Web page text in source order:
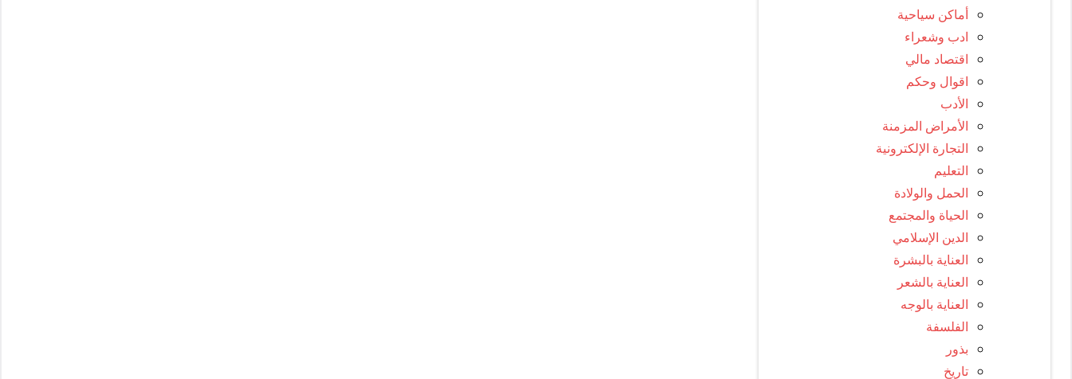
أماكن سياحية
ادب وشعراء
اقتصاد مالي
اقوال وحكم
الأدب
الأمراض المزمنة
التجارة الإلكترونية
التعليم
الحمل والولادة
الحياة والمجتمع
الدين الإسلامي
العناية بالبشرة
العناية بالشعر
العناية بالوجه
الفلسفة
بذور
تاريخ